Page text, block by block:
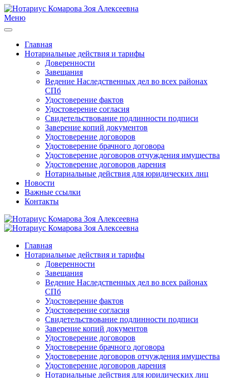
Меню
Главная
Нотариальные действия и тарифы
Доверенности
Завещания
Ведение Наследственных дел во всех районах
СПб
Удостоверение фактов
Удостоверение согласия
Свидетельствование подлинности подписи
Заверение копий документов
Удостоверение договоров
Удостоверение брачного договора
Удостоверение договоров отчуждения имущества
Удостоверение договоров дарения
Нотариальные действия для юридических лиц
Новости
Важные ссылки
Контакты
Главная
Нотариальные действия и тарифы
Доверенности
Завещания
Ведение Наследственных дел во всех районах
СПб
Удостоверение фактов
Удостоверение согласия
Свидетельствование подлинности подписи
Заверение копий документов
Удостоверение договоров
Удостоверение брачного договора
Удостоверение договоров отчуждения имущества
Удостоверение договоров дарения
Нотариальные действия для юридических лиц